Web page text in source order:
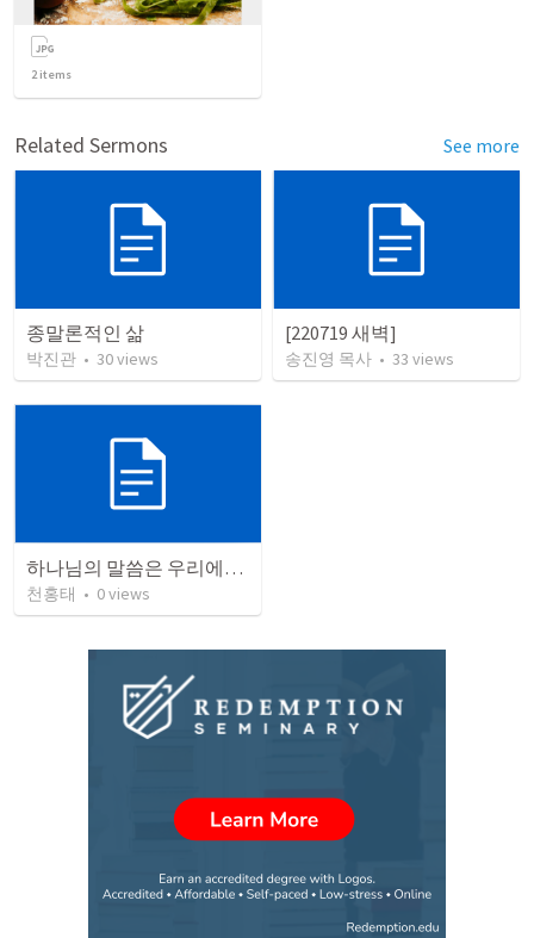
2items
Related Sermons See more
종말론적인 삶
박진관 • 30views
[220719 새벽]
송진영 목사 • 33 views
하나님의 말씀은 우리에게 소망을 줍니다．
천홍태 • 0views